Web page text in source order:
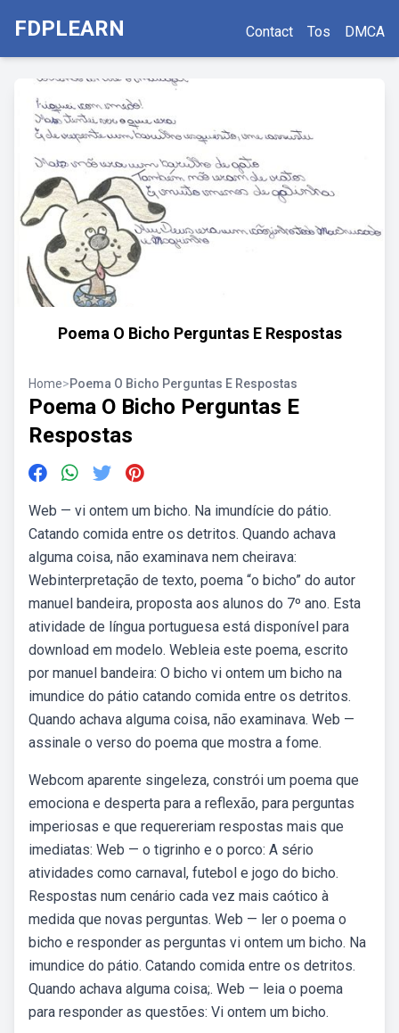
FDPLEARN Contact Tos DMCA
Poema O Bicho Perguntas E Respostas
Home>Poema O Bicho Perguntas E Respostas
Poema O Bicho Perguntas E
Respostas
Web — vi ontem um bicho. Na imundície do pátio.
Catando comida entre os detritos. Quando achava
alguma coisa, não examinava nem cheirava:
Webinterpretação de texto, poema “o bicho” do autor
manuel bandeira, proposta aos alunos do 7º ano. Esta
atividade de língua portuguesa está disponível para
download em modelo. Webleia este poema, escrito
por manuel bandeira: O bicho vi ontem um bicho na
imundice do pátio catando comida entre os detritos.
Quando achava alguma coisa, não examinava. Web —
assinale o verso do poema que mostra a fome.
Webcom aparente singeleza, constrói um poema que
emociona e desperta para a reflexão, para perguntas
imperiosas e que requereriam respostas mais que
imediatas: Web — o tigrinho e o porco: A sério
atividades como carnaval, futebol e jogo do bicho.
Respostas num cenário cada vez mais caótico à
medida que novas perguntas. Web — ler o poema o
bicho e responder as perguntas vi ontem um bicho. Na
imundice do pátio. Catando comida entre os detritos.
Quando achava alguma coisa;. Web — leia o poema
para responder as questões: Vi ontem um bicho.